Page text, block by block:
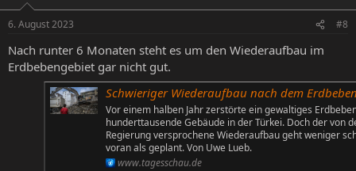
e
:
6. August 2023 #8
Nach runter 6 Monaten steht es um den Wiederaufbau im
Erdbebengebiet gar nicht gut.
Schwieriger Wiederaufbau nach dem Erdbeben in der
Vor einem halben Jahr zerstörte ein gewaltiges
hunderttausende Gebäude in der Türkei. Doch der von
Regierung versprochene Wiederaufbau geht weniger
voran als geplant. Von Uwe Lueb.
www.tagesschau.de